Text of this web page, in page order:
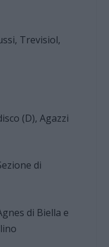
Trevisiol,
(D), Agazzi
di
di Biella e